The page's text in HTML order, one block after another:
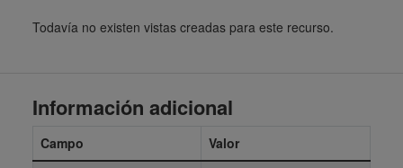
Todavía no existen vistas creadas para este recurso.
Información adicional
Campo
Valor